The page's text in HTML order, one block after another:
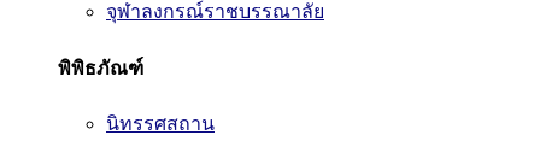
จุฬาลงกรณ์ราชบรรณาลัย
พิพิธภัณฑ์
นิทรรศสถาน